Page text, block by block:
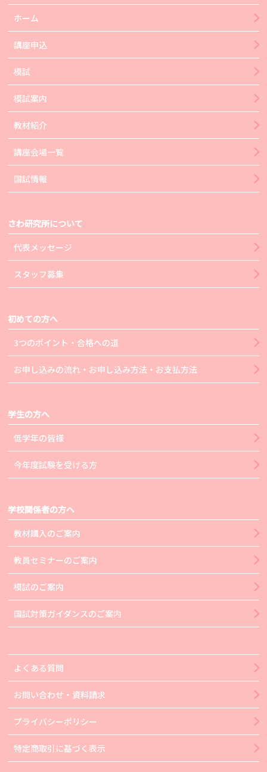
ホーム
講座申込
模試
模試案内
教材紹介
講座会場一覧
国試情報
さわ研究所について
代表メッセージ
スタッフ募集
初めての方へ
3つのポイント・合格への道
お申し込みの流れ・お申し込み方法・お支払方法
学生の方へ
低学年の皆様
今年度試験を受ける方
学校関係者の方へ
教材購入のご案内
教員セミナーのご案内
模試のご案内
国試対策ガイダンスのご案内
よくある質問
お問い合わせ・資料請求
プライバシーポリシー
特定商取引に基づく表示